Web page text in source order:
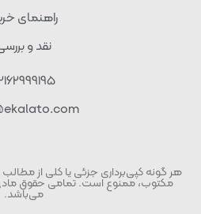
راهنمای
نقد و
هر گونه کپی‌برداری جزئی یا کلی از
مکتوب، ممنوع است. تمامی حقوق مادی
می‌باشد.